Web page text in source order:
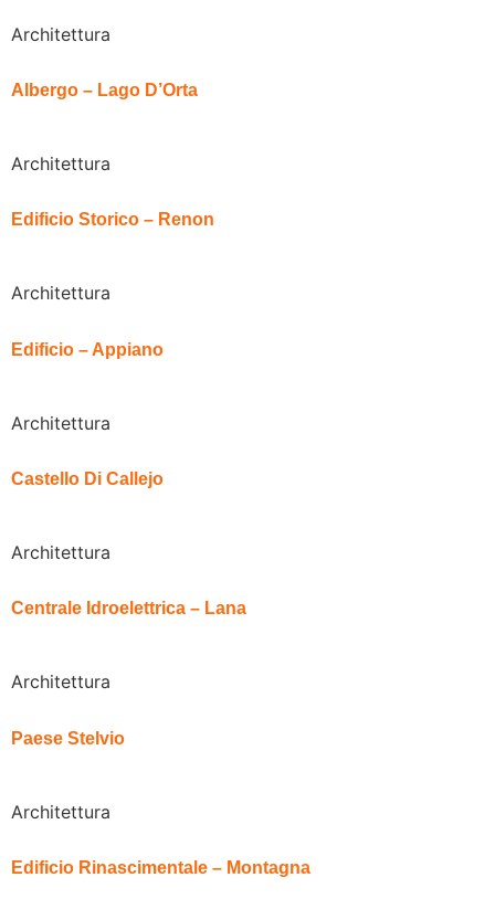
Architettura
Albergo – Lago D’Orta
Architettura
Edificio Storico – Renon
Architettura
Edificio – Appiano
Architettura
Castello Di Callejo
Architettura
Centrale Idroelettrica – Lana
Architettura
Paese Stelvio
Architettura
Edificio Rinascimentale – Montagna